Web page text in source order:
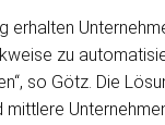
erhalten
zu
so Götz. Die
mittlere